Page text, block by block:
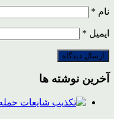
نام *
ایمیل *
آخرین نوشته ها